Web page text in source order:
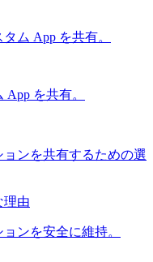
ム App を共有。
を共有。
ンを共有するための選
理由
ンを安全に維持。